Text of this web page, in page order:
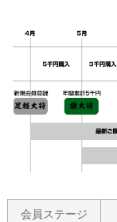
会員ステージ